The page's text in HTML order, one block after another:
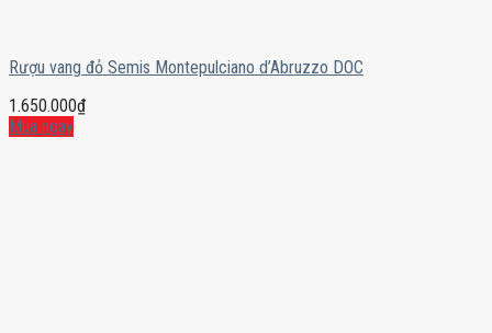
Rượu vang đỏ Semis Montepulciano d’Abruzzo DOC
1.650.000₫
Mua ngay